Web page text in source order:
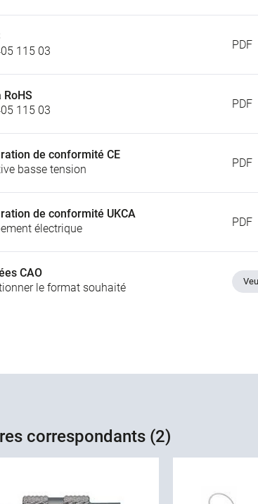
115 03
PDF
RoHS
115 03
PDF
de conformité CE
basse tension
PDF
de conformité UKCA
électrique
PDF
CAO
le format souhaité
correspondants (2)